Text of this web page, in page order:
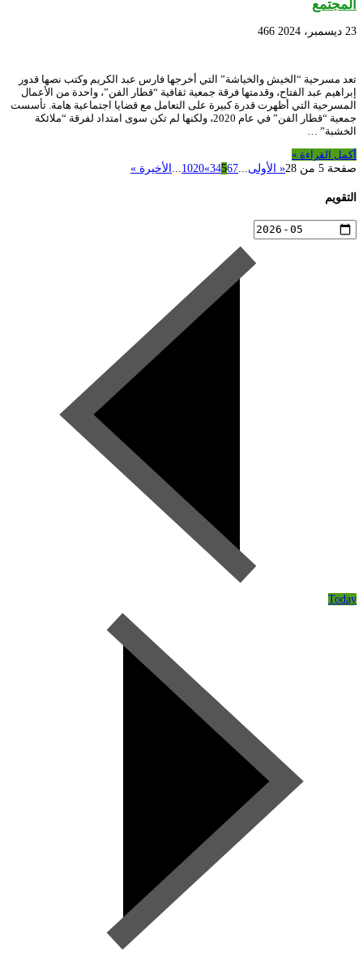
المجتمع
23 ديسمبر، 2024 466
تعد مسرحية “الخيش والخياشة” التي أخرجها فارس عبد الكريم وكتب نصها قدور
إبراهيم عبد الفتاح، وقدمتها فرقة جمعية ثقافية “قطار الفن”، واحدة من الأعمال
المسرحية التي أظهرت قدرة كبيرة على التعامل مع قضايا اجتماعية هامة. تأسست
جمعية “قطار الفن” في عام 2020، ولكنها لم تكن سوى امتداد لفرقة “ملائكة
الخشبة” …
أكمل القراءة »
صفحة 5 من 28
« الأولى...
34567
»
1020
... الأخيرة »
التقويم
Today